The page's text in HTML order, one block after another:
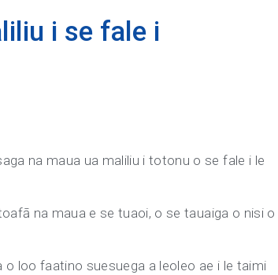
i se fale i
na maua ua maliliu i totonu o se fale i le
na maua e se tuaoi, o se tauaiga o nisi o
loo faatino suesuega a leoleo ae i le taimi